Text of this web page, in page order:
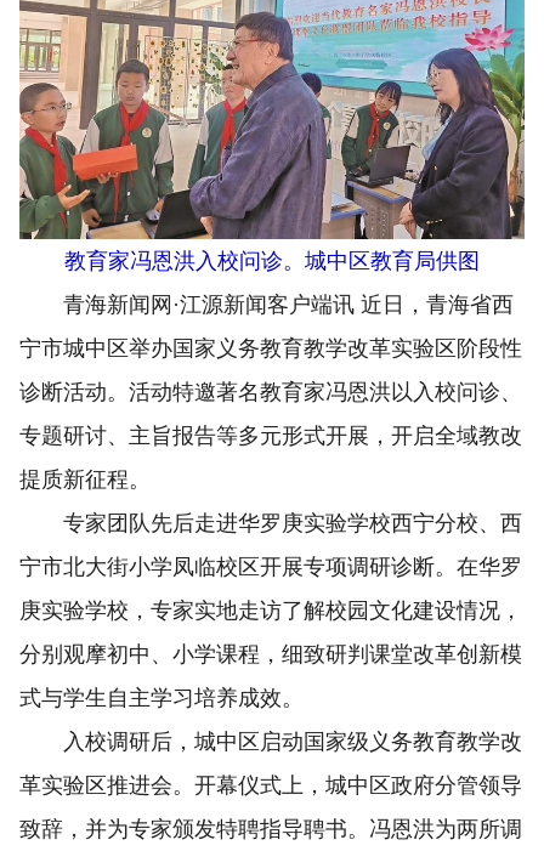
教育家冯恩洪入校问诊。城中区教育局供图
青海新闻网·江源新闻客户端讯 近日，青海省西
宁市城中区举办国家义务教育教学改革实验区阶段性
诊断活动。活动特邀著名教育家冯恩洪以入校问诊、
专题研讨、主旨报告等多元形式开展，开启全域教改
提质新征程。
专家团队先后走进华罗庚实验学校西宁分校、西
宁市北大街小学凤临校区开展专项调研诊断。在华罗
庚实验学校，专家实地走访了解校园文化建设情况，
分别观摩初中、小学课程，细致研判课堂改革创新模
式与学生自主学习培养成效。
入校调研后，城中区启动国家级义务教育教学改
革实验区推进会。开幕仪式上，城中区政府分管领导
致辞，并为专家颁发特聘指导聘书。冯恩洪为两所调